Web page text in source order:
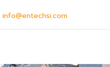
info@entechsi.com